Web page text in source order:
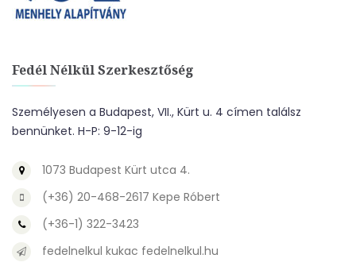
Fedél Nélkül Szerkesztőség
Személyesen a Budapest, VII., Kürt u. 4 címen találsz
bennünket. H-P: 9-12-ig
1073 Budapest Kürt utca 4.
(+36) 20-468-2617 Kepe Róbert
(+36-1) 322-3423
fedelnelkul kukac fedelnelkul.hu